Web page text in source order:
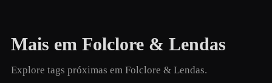
Mais em Folclore & Lendas
Explore tags próximas em Folclore & Lendas.